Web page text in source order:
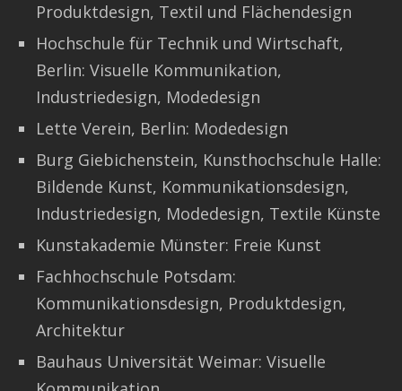
Produktdesign, Textil und Flächendesign
Hochschule für Technik und Wirtschaft,
Berlin: Visuelle Kommunikation,
Industriedesign, Modedesign
Lette Verein, Berlin: Modedesign
Burg Giebichenstein, Kunsthochschule Halle:
Bildende Kunst, Kommunikationsdesign,
Industriedesign, Modedesign, Textile Künste
Kunstakademie Münster: Freie Kunst
Fachhochschule Potsdam:
Kommunikationsdesign, Produktdesign,
Architektur
Bauhaus Universität Weimar: Visuelle